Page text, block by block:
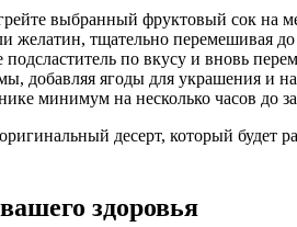
выбранный фруктовый сок на
желатин, тщательно перемешивая
подсластитель по вкусу и вновь
добавляя ягоды для украшения и
минимум на несколько часов до
десерт, который будет
здоровья